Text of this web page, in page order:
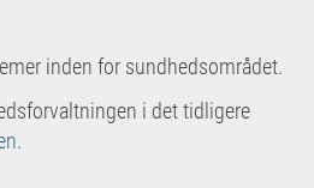
inden for sundhedsområdet.
i det tidligere
.